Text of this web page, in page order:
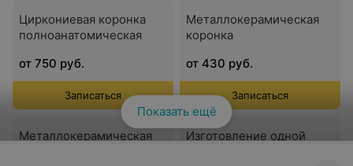
Циркониевая коронка
полноанатомическая
от 750 руб.
Записаться
Металлокерамическая
коронка
от 430 руб.
Записаться
Металлокерамическая
Изготовление одной
Показать ещё